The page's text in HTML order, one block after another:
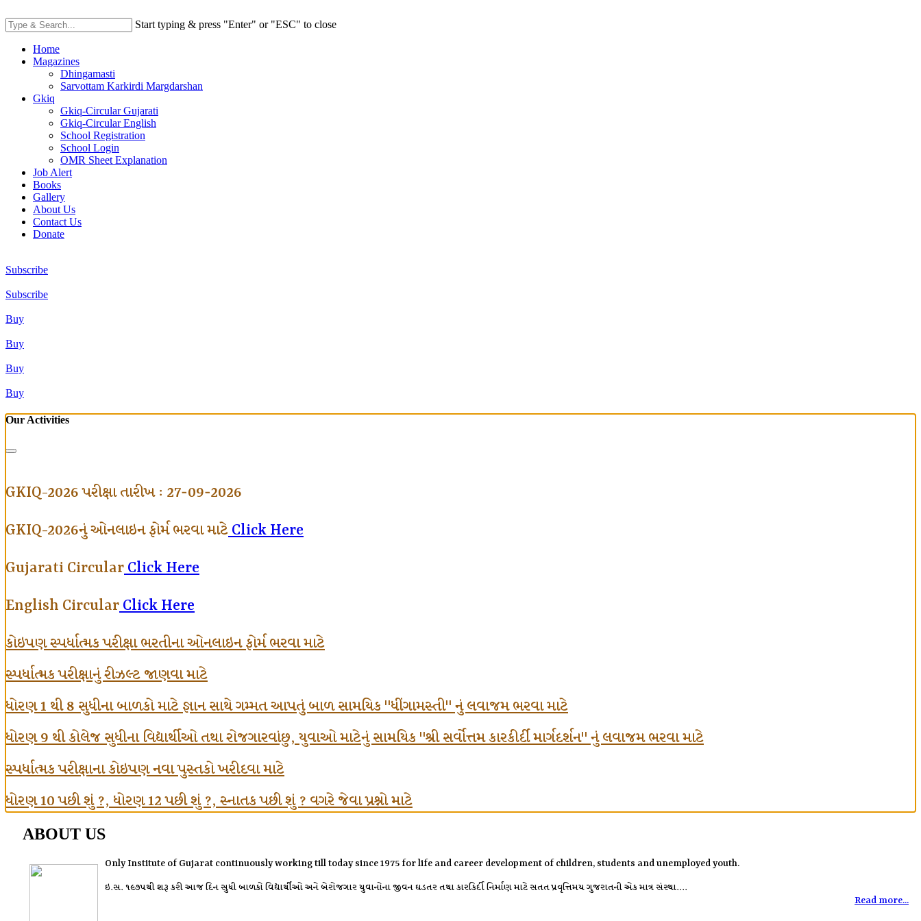
Start typing & press "Enter" or "ESC" to close
Home
Magazines
Dhingamasti
Sarvottam Karkirdi Margdarshan
Gkiq
Gkiq-Circular Gujarati
Gkiq-Circular English
School Registration
School Login
OMR Sheet Explanation
Job Alert
Books
Gallery
About Us
Contact Us
Donate
Subscribe
Subscribe
Buy
Buy
Buy
Buy
Our Activities
GKIQ-2026 પરીક્ષા તારીખ : 27-09-2026
GKIQ-2026નું ઓનલાઇન ફોર્મ ભરવા માટે Click Here
Gujarati Circular Click Here
English Circular Click Here
કોઇપણ સ્પર્ધાત્મક પરીક્ષા ભરતીના ઓનલાઇન ફોર્મ ભરવા માટે
સ્પર્ધાત્મક પરીક્ષાનું રીઝલ્ટ જાણવા માટે
ધોરણ 1 થી 8 સુધીના બાળકો માટે જ્ઞાન સાથે ગમ્મત આપતું બાળ સામયિક "ધીંગામસ્તી" નું લવાજમ ભરવા માટે
ધોરણ 9 થી કોલેજ સુધીના વિદ્યાર્થીઓ તથા રોજગારવાંછુ, યુવાઓ માટેનું સામયિક "શ્રી સર્વોત્તમ કારકીર્દી માર્ગદર્શન" નું લવાજમ ભરવા માટે
સ્પર્ધાત્મક પરીક્ષાના કોઇપણ નવા પુસ્તકો ખરીદવા માટે
ધોરણ 10 પછી શું ?, ધોરણ 12 પછી શું ?, સ્નાતક પછી શું ? વગરે જેવા પ્રશ્નો માટે
ABOUT US
Only Institute of Gujarat continuously working till today since 1975 for life and career development of children, students and unemployed youth.
ઇ.સ. ૧૯૭૫થી શરૂ કરી આજ દિન સુધી બાળકો વિદ્યાર્થીઓ અને બેરોજગાર યુવાનોના જીવન ઘડતર તથા કારકિર્દી નિર્માણ માટે સતત પ્રવૃત્તિમય ગુજરાતની એક માત્ર સંસ્થા....
Read more...